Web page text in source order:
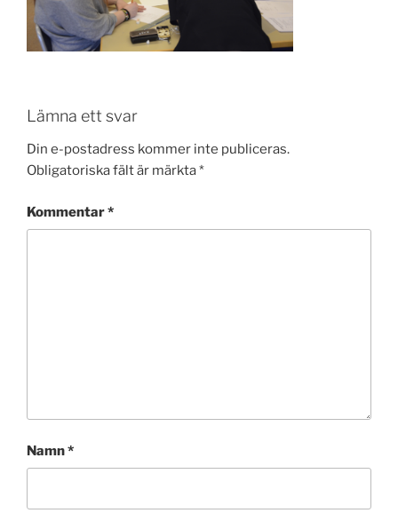
Lämna ett svar
Din e-postadress kommer inte publiceras.
Obligatoriska fält är märkta*
Kommentar*
Namn*